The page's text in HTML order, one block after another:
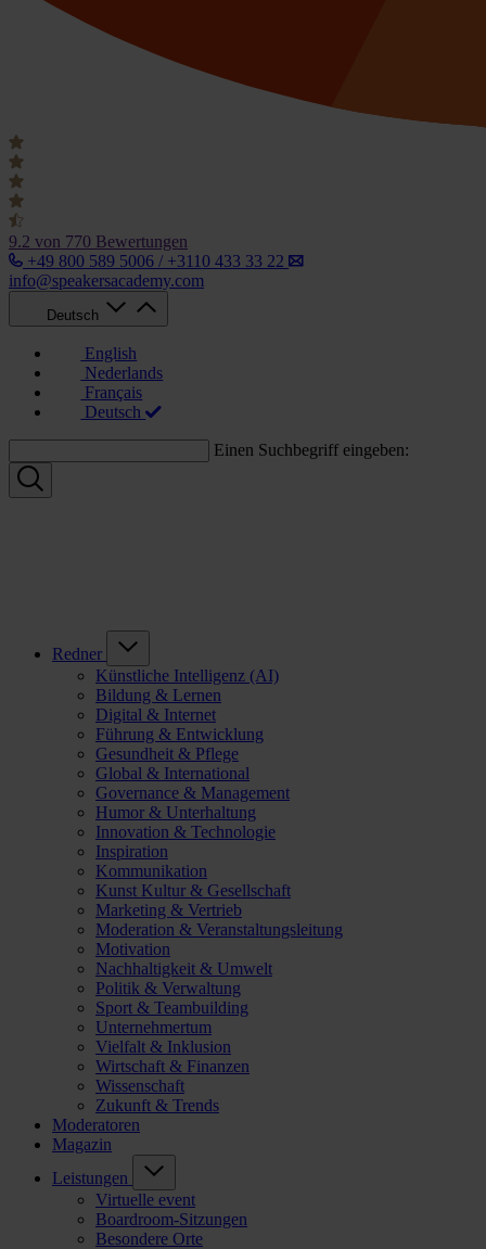
9.2 von 770 Bewertungen
+49 800 589 5006 / +3110 433 33 22
info@speakersacademy.com
Deutsch
English
Nederlands
Français
Deutsch
Einen Suchbegriff eingeben:
Redner
Künstliche Intelligenz (AI)
Bildung & Lernen
Digital & Internet
Führung & Entwicklung
Gesundheit & Pflege
Global & International
Governance & Management
Humor & Unterhaltung
Innovation & Technologie
Inspiration
Kommunikation
Kunst Kultur & Gesellschaft
Marketing & Vertrieb
Moderation & Veranstaltungsleitung
Motivation
Nachhaltigkeit & Umwelt
Politik & Verwaltung
Sport & Teambuilding
Unternehmertum
Vielfalt & Inklusion
Wirtschaft & Finanzen
Wissenschaft
Zukunft & Trends
Moderatoren
Magazin
Leistungen
Virtuelle event
Boardroom-Sitzungen
Besondere Orte